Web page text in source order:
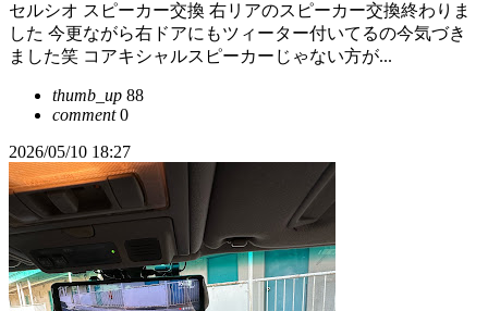
セルシオ スピーカー交換 右リアのスピーカー交換終わりま
した 今更ながら右ドアにもツィーター付いてるの今気づき
ました笑 コアキシャルスピーカーじゃない方が...
thumb_up 88
comment0
2026/05/10 18:27